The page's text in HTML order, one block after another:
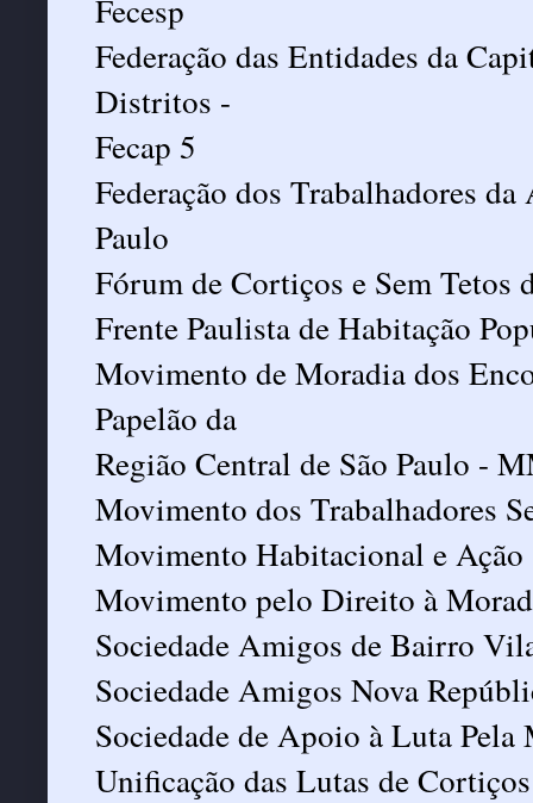
Fecesp
Federação das Entidades da
Distritos -
Fecap 5
Federação dos Trabalhadores
Paulo
Fórum de Cortiços e Sem Tetos
Frente Paulista de Habitação
Movimento de Moradia dos
Papelão da
Região Central de São Paulo -
Movimento dos Trabalhadores
Movimento Habitacional e
Movimento pelo Direito à
Sociedade Amigos de Bairro
Sociedade Amigos Nova
Sociedade de Apoio à Luta
Unificação das Lutas de